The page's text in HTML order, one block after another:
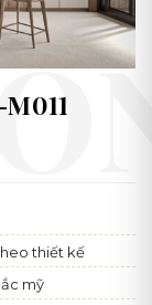
thiết kế
mỹ